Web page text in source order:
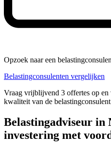
Opzoek naar een
Belastingconsulenten vergelijken
Vraag vrijblijvend 3 offertes op
kwaliteit van de
Belastingadviseur in
investering met